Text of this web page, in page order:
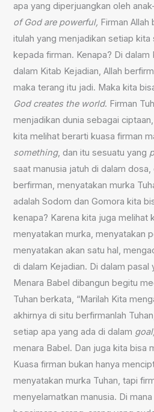
apa yang diperjuangkan oleh
of God are powerful, Firman Allah
itulah yang menjadikan setiap
kepada firman. Kenapa? Di dalam
dalam Kitab Kejadian, Allah
maka terang itu jadi. Maka kita
God creates the world. Firman
menjadikan dunia sebagai
kita melihat berarti kuasa firman
something, dan itu sesuatu yang
saat manusia jatuh di dalam dosa,
berfirman, menyatakan murka
adalah Sodom dan Gomora kita
kenapa? Karena kita juga melihat
menyatakan murka, menyatakan
menyatakan akan satu hal,
di dalam Kejadian. Di dalam pasal
Menara Babel dibangun begitu
Tuhan berkata, “Marilah Kita
akhirnya di situ berfirmanlah
setiap apa yang ada di dalam goal,
menara Babel. Dan juga kita bisa
Kuasa firman bukan hanya
menyatakan murka Tuhan, tapi
menyelamatkan manusia. Di